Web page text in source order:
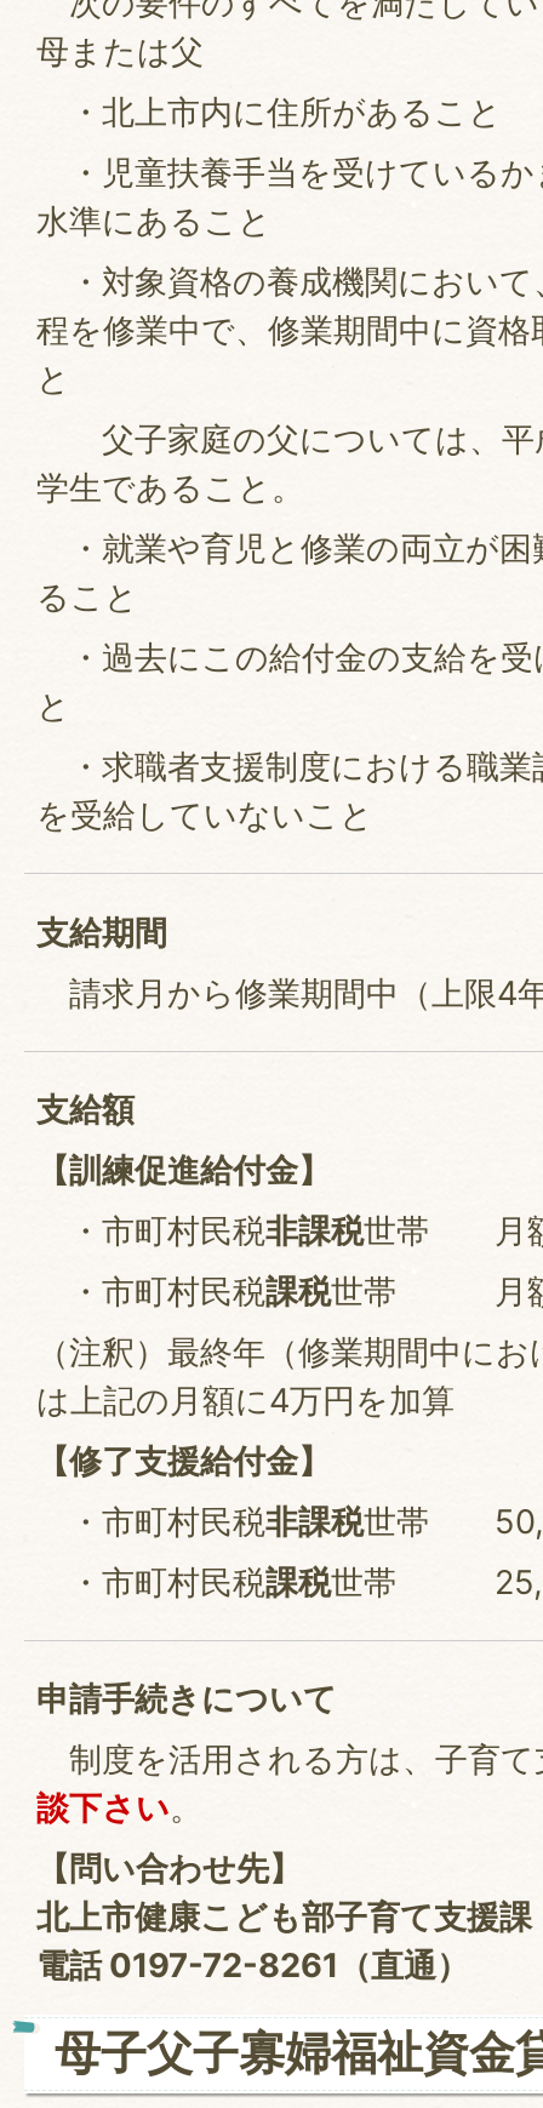
母または父
・北上市内に住所があること
・児童扶養手当を受けている
水準にあること
・対象資格の養成機関において
程を修業中で、修業期間中に資
と
父子家庭の父については、平
学生であること。
・就業や育児と修業の両立が
ること
・過去にこの給付金の支給を
と
・求職者支援制度における職業
を受給していないこと
支給期間
請求月から修業期間中（上限4
支給額
【訓練促進給付金】
・市町村民税非課税世帯 月
・市町村民税課税世帯 月額
（注釈）最終年（修業期間中に
は上記の月額に4万円を加算
【修了支援給付金】
・市町村民税非課税世帯
・市町村民税課税世帯
申請手続きについて
制度を活用される方は、子育て
談下さい。
【問い合わせ先】
北上市健康こども部子育て支援課
電話 0197-72-8261（直通）
母子父子寡婦福祉資金